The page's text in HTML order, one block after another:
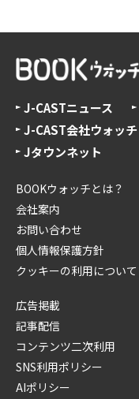
J-CASTニュース
J-CAST会社ウォッチ
Jタウンネット
BOOKウォッチとは？
会社案内
お問い合わせ
個人情報保護方針
クッキーの利用について
広告掲載
記事配信
コンテンツ二次利用
SNS利用ポリシー
AIポリシー